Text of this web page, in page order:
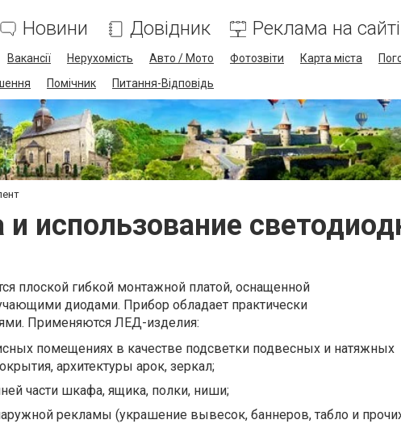
Новини Довідник Реклама на сайті
Вакансії Нерухомість Авто / Мото Фотозвіти Карта міста
Помічник Питання-Відповідь
использование
плоской гибкой монтажной платой, оснащенной
диодами. Прибор обладает практически
Применяются ЛЕД-изделия:
помещениях в качестве подсветки подвесных и натяжных
архитектуры арок, зеркал;
части шкафа, ящика, полки, ниши;
рекламы (украшение вывесок, баннеров, табло и